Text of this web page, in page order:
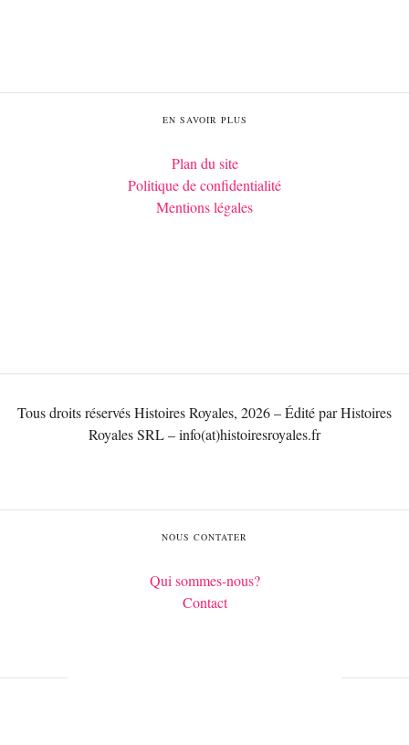
EN SAVOIR PLUS
Plan du site
Politique de confidentialité
Mentions légales
Tous droits réservés Histoires Royales, 2026 – Édité par Histoires
Royales SRL – info(at)histoiresroyales.fr
NOUS CONTATER
Qui sommes-nous?
Contact